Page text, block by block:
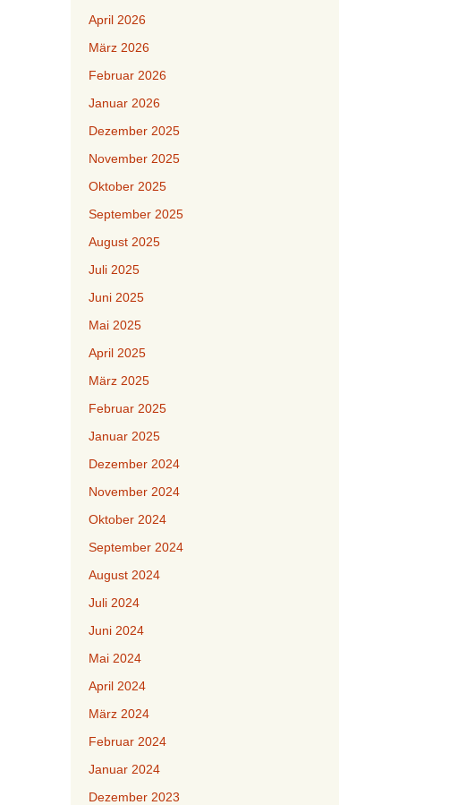
April 2026
März 2026
Februar 2026
Januar 2026
Dezember 2025
November 2025
Oktober 2025
September 2025
August 2025
Juli 2025
Juni 2025
Mai 2025
April 2025
März 2025
Februar 2025
Januar 2025
Dezember 2024
November 2024
Oktober 2024
September 2024
August 2024
Juli 2024
Juni 2024
Mai 2024
April 2024
März 2024
Februar 2024
Januar 2024
Dezember 2023